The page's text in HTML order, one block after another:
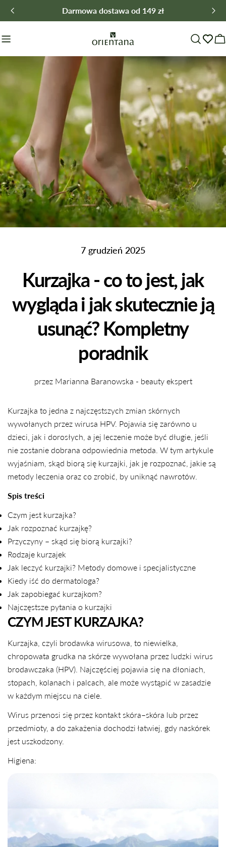
Przejdź
do
Darmowa dostawa od 149 zł
7 grudzień 2025
Kurzajka - co to jest, jak
wygląda i jak skutecznie ją
usunąć? Kompletny
poradnik
przez Marianna Baranowska - beauty ekspert
Kurzajka to jedna z najczęstszych zmian skórnych
wywołanych przez wirusa HPV. Pojawia się zarówno u
dzieci, jak i dorosłych, a jej leczenie może być długie, jeśli
nie zostanie dobrana odpowiednia metoda. W tym artykule
wyjaśniam, skąd biorą się kurzajki, jak je rozpoznać, jakie są
metody leczenia oraz co zrobić, by uniknąć nawrotów.
Spis treści
Czym jest kurzajka?
Jak rozpoznać kurzajkę?
Przyczyny – skąd się biorą kurzajki?
Rodzaje kurzajek
Jak leczyć kurzajki? Metody domowe i specjalistyczne
Kiedy iść do dermatologa?
Jak zapobiegać kurzajkom?
Najczęstsze pytania o kurzajki
CZYM JEST KURZAJKA?
Kurzajka, czyli brodawka wirusowa, to niewielka,
chropowata grudka na skórze wywołana przez ludzki wirus
brodawczaka (HPV). Najczęściej pojawia się na dłoniach,
stopach, kolanach i palcach, ale może wystąpić w zasadzie
w każdym miejscu na ciele.
Wirus przenosi się przez kontakt skóra–skóra lub przez
przedmioty, a do zakażenia dochodzi łatwiej, gdy naskórek
jest uszkodzony.
Higiena: